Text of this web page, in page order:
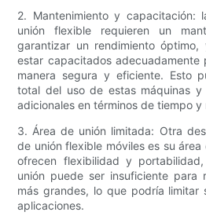
2. Mantenimiento y capacitación:
unión flexible requieren un
garantizar un rendimiento
estar capacitados adecuadamente
manera segura y eficiente. Esto
total del uso de estas máquinas y
adicionales en términos de tiempo y
3. Área de unión limitada: Otra
de unión flexible móviles es su
ofrecen flexibilidad y
unión puede ser insuficiente para
más grandes, lo que podría
aplicaciones.